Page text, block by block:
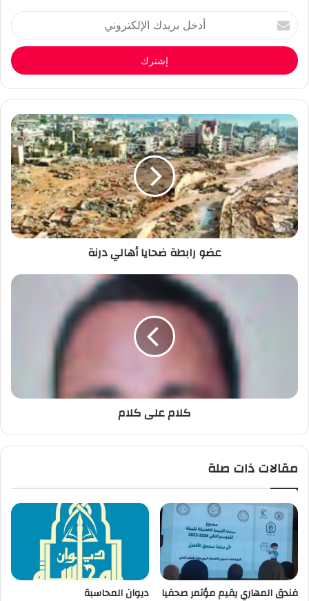
أدخل
بريدك
الإلكتروني
عضو رابطة ضحايا أهالي درنة
كلام على كلام
مقالات ذات صلة
فندق المهاري يقيم مؤتمر صحفيا ديوان المحاسبة